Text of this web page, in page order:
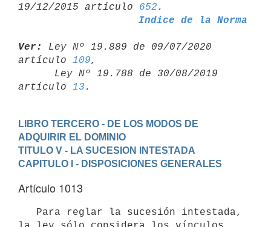
19/12/2015 artículo 652
Indice de la Norma
Ver:
Ley Nº 19.889 de 09/07/2020
artículo 109,
artículo 13
LIBRO TERCERO - DE LOS MODOS DE
ADQUIRIR EL DOMINIO
TITULO V - LA SUCESION INTESTADA
CAPITULO I - DISPOSICIONES GENERALES
Artículo 1013